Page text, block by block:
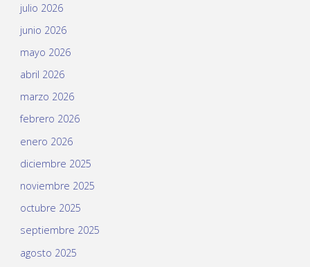
julio 2026
junio 2026
mayo 2026
abril 2026
marzo 2026
febrero 2026
enero 2026
diciembre 2025
noviembre 2025
octubre 2025
septiembre 2025
agosto 2025